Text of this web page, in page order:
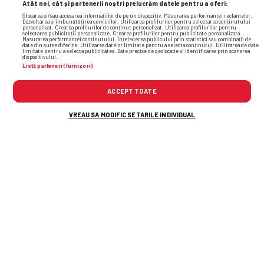
Atât noi, cât și partenerii noștri prelucrăm datele pentru a oferi:
Stocarea și/sau accesarea informațiilor de pe un dispozitiv. Măsurarea performanței reclamelor.
Dezvoltarea și îmbunătățirea serviciilor. Utilizarea profilurilor pentru selectarea conținutului
personalizat. Crearea profilurilor de conținut personalizat. Utilizarea profilurilor pentru
selectarea publicității personalizate. Crearea profilurilor pentru publicitate personalizată.
Măsurarea performanței conținutului. Înțelegerea publicului prin statistici sau combinații de
date din surse diferite. Utilizarea datelor limitate pentru a selecta conținutul. Utilizarea de date
limitate pentru a selecta publicitatea. Date precise de geolocație și identificarea prin scanarea
dispozitivului.
Listă parteneri (furnizori)
ACCEPT TOATE
VREAU SA MODIFIC SETARILE INDIVIDUAL